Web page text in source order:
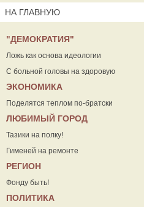
НА ГЛАВНУЮ
"ДЕМОКРАТИЯ"
Ложь как основа идеологии
С больной головы на здоровую
ЭКОНОМИКА
Поделятся теплом по-братски
ЛЮБИМЫЙ ГОРОД
Тазики на полку!
Гименей на ремонте
РЕГИОН
Фонду быть!
ПОЛИТИКА